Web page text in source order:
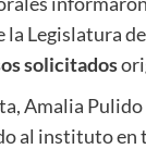
la Legislatura
solicitados
Amalia
al instituto